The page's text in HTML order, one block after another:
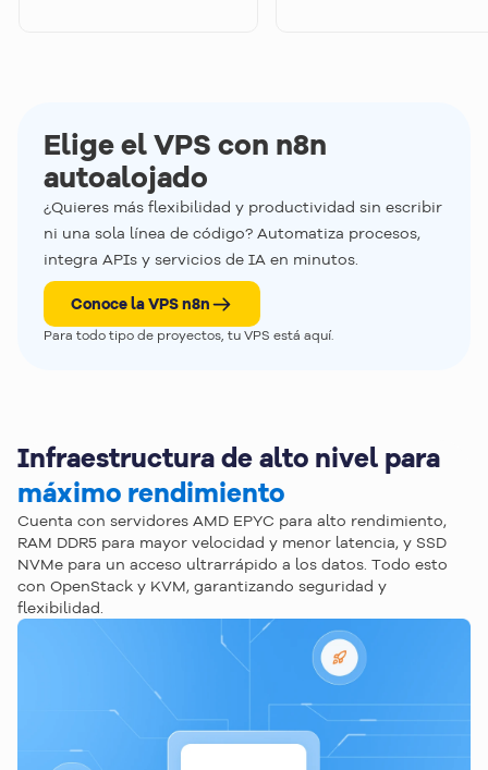
Elige el VPS con n8n
autoalojado
¿Quieres más flexibilidad y productividad sin escribir
ni una sola línea de código? Automatiza procesos,
integra APIs y servicios de IA en minutos.
Conoce la VPS n8n
Para todo tipo de proyectos, tu VPS está aquí.
Infraestructura de alto nivel para
máximo rendimiento
Cuenta con servidores AMD EPYC para alto rendimiento,
RAM DDR5 para mayor velocidad y menor latencia, y SSD
NVMe para un acceso ultrarrápido a los datos. Todo esto
con OpenStack y KVM, garantizando seguridad y
flexibilidad.